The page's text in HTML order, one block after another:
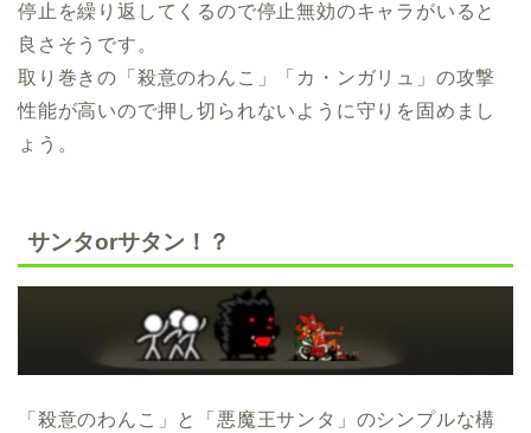
停止を繰り返してくるので停止無効のキャラがいると
良さそうです。
取り巻きの「殺意のわんこ」「カ・ンガリュ」の攻撃
性能が高いので押し切られないように守りを固めまし
ょう。
サンタorサタン！？
「殺意のわんこ」と「悪魔王サンタ」のシンプルな構